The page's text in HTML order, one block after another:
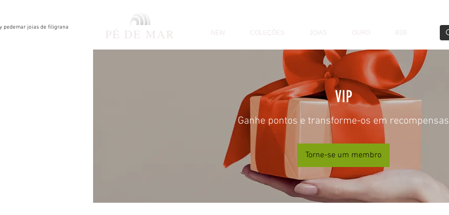
pedemar joias de filigrana PÉ DE MAR NEW COLEÇÕES JOIAS OURO B2B
VIP
Ganhe pontos e transforme-os em recompensas
Torne-se um membro